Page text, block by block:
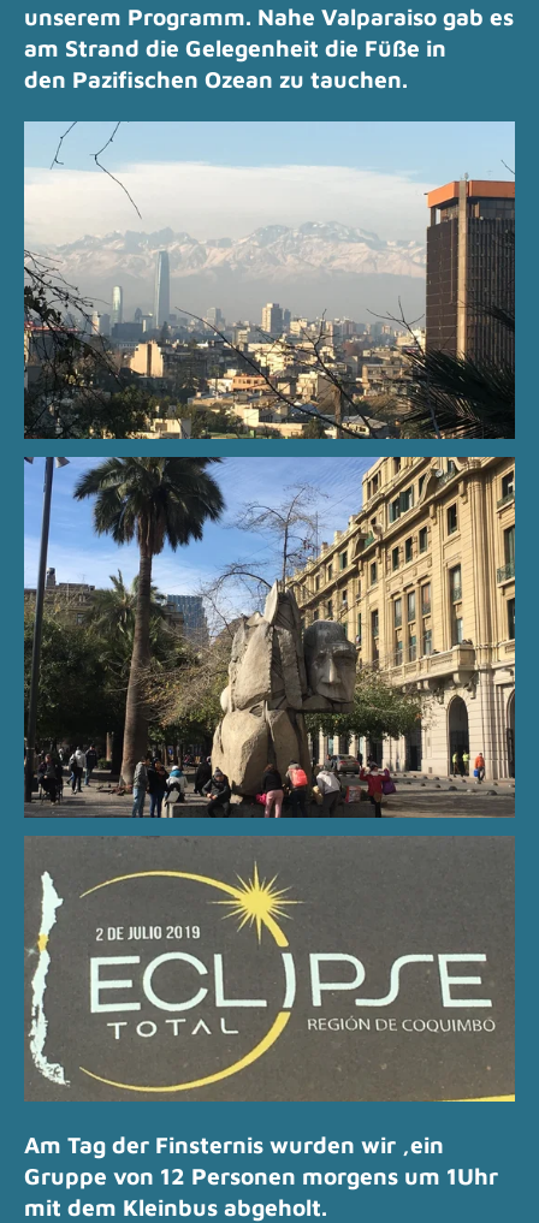
unserem Programm. Nahe Valparaiso gab es
am Strand die Gelegenheit die Füße in
den Pazifischen Ozean zu tauchen.
Am Tag der Finsternis wurden wir ,ein
Gruppe von 12 Personen morgens um 1Uhr
mit dem Kleinbus abgeholt.